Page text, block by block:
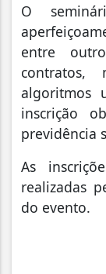
O
entre
contratos,
algoritmos
inscrição
previdência
As
realizadas
do evento.